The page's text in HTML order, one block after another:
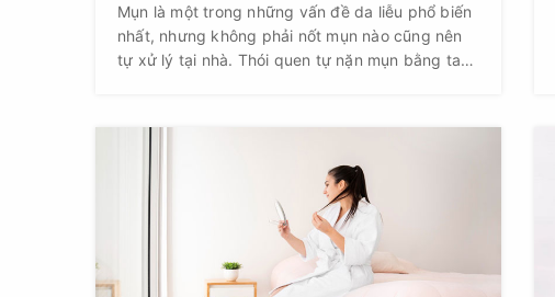
Mụn là một trong những vấn đề da liễu phổ biến
nhất, nhưng không phải nốt mụn nào cũng nên
tự xử lý tại nhà. Thói quen tự nặn mụn bằng tay
trọng hơn, làm tăng nguy cơ thâm, sẹo và nhiễm
trùng. Vậy có nên nặn mụn tại spa không và khi
nào là thời điểm phù hợp?